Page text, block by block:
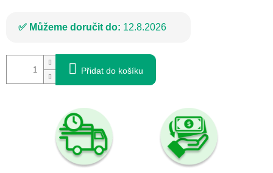
Můžeme doručit do: 12.8.2026
Přidat do košíku